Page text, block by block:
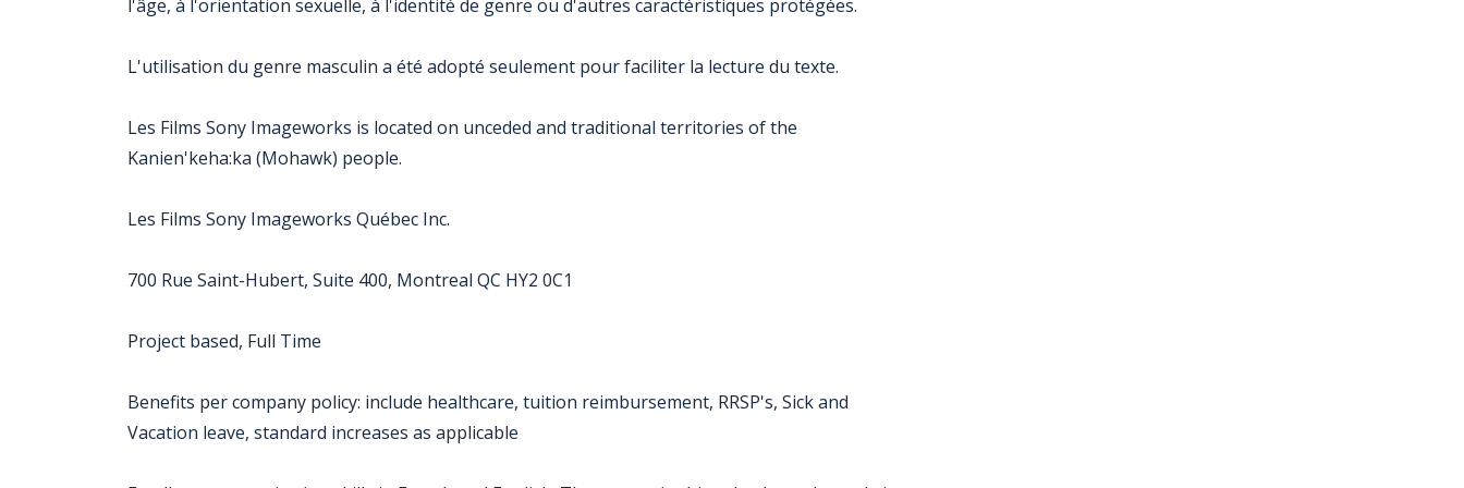
l'âge, à l'orientation sexuelle, à l'identité de genre ou d'autres caractéristiques protégées.
L'utilisation du genre masculin a été adopté seulement pour faciliter la lecture du texte.
Les Films Sony Imageworks is located on unceded and traditional territories of the
Kanien'keha:ka (Mohawk) people.
Les Films Sony Imageworks Québec Inc.
700 Rue Saint-Hubert, Suite 400, Montreal QC HY2 0C1
Project based, Full Time
Benefits per company policy: include healthcare, tuition reimbursement, RRSP's, Sick and
Vacation leave, standard increases as applicable